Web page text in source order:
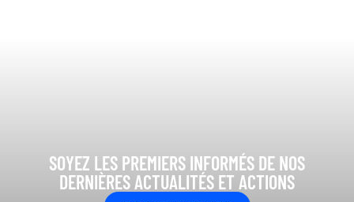
SOYEZ LES PREMIERS INFORMÉS DE NOS
DERNIÈRES ACTUALITÉS ET ACTIONS